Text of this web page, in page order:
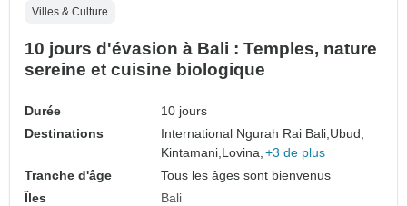
Villes & Culture
10 jours d'évasion à Bali : Temples, nature
sereine et cuisine biologique
Durée
10 jours
Destinations
International Ngurah Rai Bali, Ubud,
Kintamani, Lovina, +3 de plus
Tranche d'âge
Tous les âges sont bienvenus
Îles
Bali